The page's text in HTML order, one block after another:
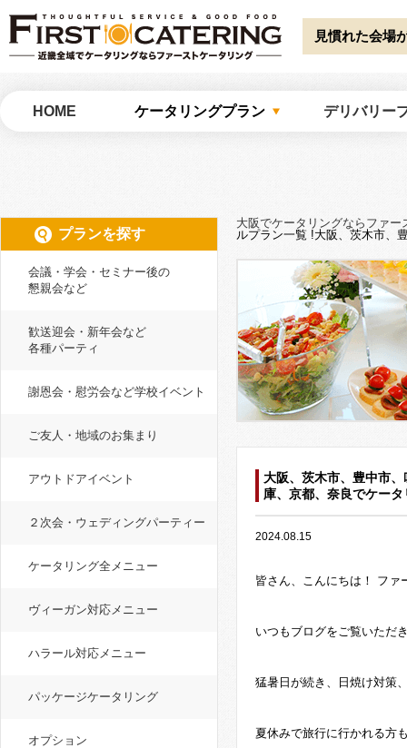
Warning : Undefined array key "HTTP_ACCEPT_LANGUAGE" in/home/
catering/common/meta.php on line51 見慣れた会場
HOME ケータリングプラン デリバリー
大阪でケータリングならファー
ルプラン一覧 !大阪、茨木市、
大阪、茨木市、豊中市
庫、京都、奈良でケー
2024.08.15
皆さん、こんにちは！ ファ
いつもブログをご覧いただ
猛暑日が続き、日焼け対策
夏休みで旅行に行かれる方
プランを探す
会議・学会・セミナー後の
懇親会など
歓送迎会・新年会など
各種パーティ
謝恩会・慰労会など学校イベント
ご友人・地域のお集まり
アウトドアイベント
２次会・ウェディングパーティー
ケータリング全メニュー
ヴィーガン対応メニュー
ハラール対応メニュー
パッケージケータリング
オプション